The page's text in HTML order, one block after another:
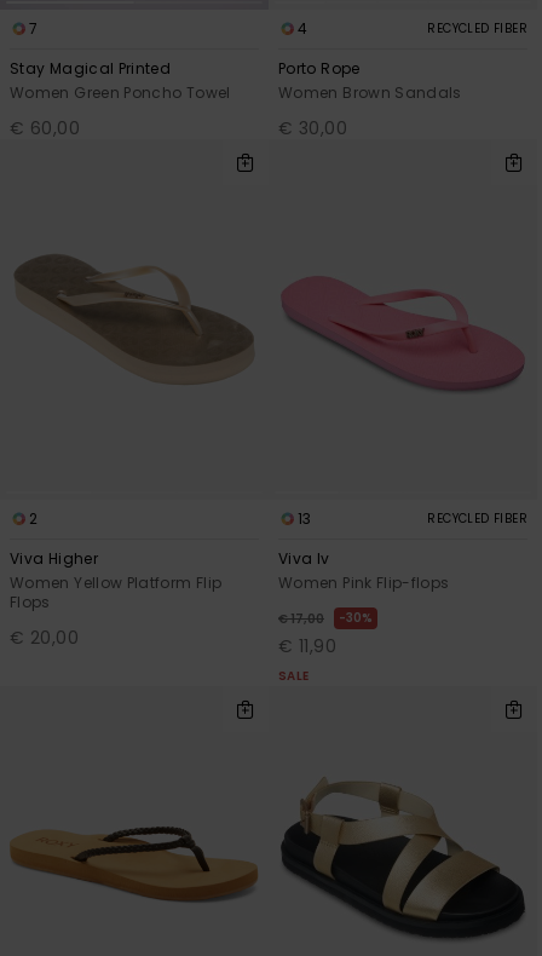
7
Stay Magical Printed
Women Green Poncho Towel
€ 60,00
4 RECYCLED FIBER
Porto Rope
Women Brown Sandals
€ 30,00
2
Viva Higher
Women Yellow Platform Flip
Flops
€ 20,00
13 RECYCLED FIBER
Viva Iv
Women Pink Flip-flops
€ 17,00 30%
€ 11,90
SALE